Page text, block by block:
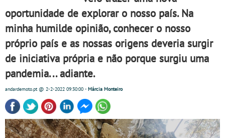
oportunidade de explorar o nosso país. Na
minha humilde opinião, conhecer o nosso
próprio país e as nossas origens deveria surgir
de iniciativa própria e não porque surgiu uma
pandemia... adiante.
andardemoto.pt@ 2-2-2022 09:30:00 - Márcia Monteiro